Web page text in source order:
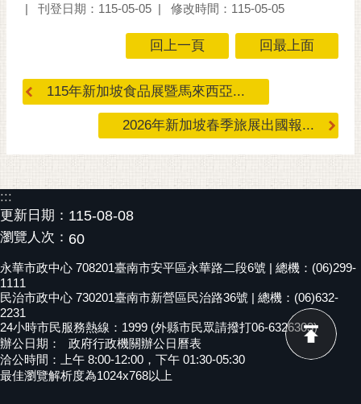
偉
哲
光
泉
桐
花
祭
網
站
導
覽
訂
刊登日期：115-05-05
修改時間：115-05-05
回上一頁 回最上面
115年新加坡食品展暨馬來西亞...
2026年新加坡春季旅展出國報...
:::
更新日期： 115-08-08
瀏覽人次： 60
永華市政中心 708201臺南市安平區永華路二段6號 | 總機：(06)299-
1111
民治市政中心 730201臺南市新營區民治路36號 | 總機：(06)632-
2231
24小時市民服務熱線：1999 (外縣市民眾請撥打06-6326303)
辦公日期：
政府行政機關辦公日曆表
洽公時間：上午 8:00-12:00，下午 01:30-05:30
最佳瀏覽解析度為1024x768以上